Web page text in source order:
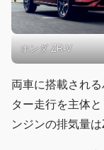
ホンダ ZR-V
両車に搭載され
ター走行を主体
ンジンの排気量